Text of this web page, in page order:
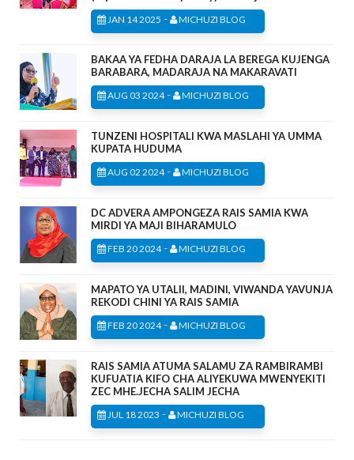
JAN 14 2025 - MICHUZI BLOG
BAKAA YA FEDHA DARAJA LA BEREGA KUJENGA
BARABARA, MADARAJA NA MAKARAVATI
AUG 03 2024- MICHUZI BLOG
TUNZENI HOSPITALI KWA MASLAHI YA UMMA
KUPATA HUDUMA
AUG 02 2024- MICHUZI BLOG
DC ADVERA AMPONGEZA RAIS SAMIA KWA
MIRDI YA MAJI BIHARAMULO
FEB 20 2024- MICHUZI BLOG
MAPATO YA UTALII, MADINI, VIWANDA YAVUNJA
REKODI CHINI YA RAIS SAMIA
FEB 20 2024- MICHUZI BLOG
RAIS SAMIA ATUMA SALAMU ZA RAMBIRAMBI
KUFUATIA KIFO CHA ALIYEKUWA MWENYEKITI
ZEC MHE.JECHA SALIM JECHA
JUL 18 2023 - MICHUZI BLOG